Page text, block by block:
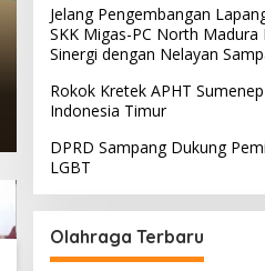
Uji Coba
Saring
Desember 24, 2022
Jelang Pengembangan
SKK Migas-PC North Madura
Sinergi dengan Nelayan
Rokok Kretek APHT
Indonesia Timur
DPRD Sampang Dukung
LGBT
Olahraga Terbaru